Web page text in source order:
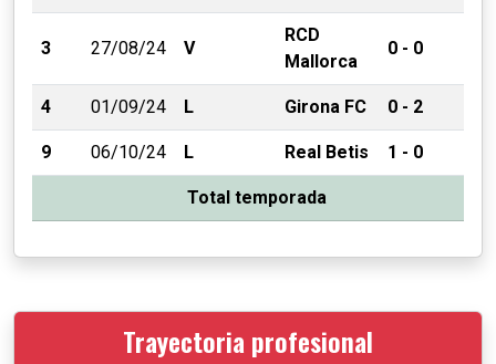
3 27/08/24 V
RCD
Mallorca
0 - 0
4 01/09/24 L Girona FC 0 - 2
9 06/10/24 L Real Betis 1 - 0
Total temporada
Trayectoria profesional